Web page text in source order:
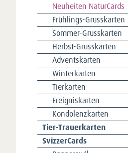
Neuheiten NaturCards
Frühlings-Grusskarten
Sommer-Grusskarten
Herbst-Grusskarten
Adventskarten
Winterkarten
Tierkarten
Ereigniskarten
Kondolenzkarten
Tier-Trauerkarten
SvizzerCards